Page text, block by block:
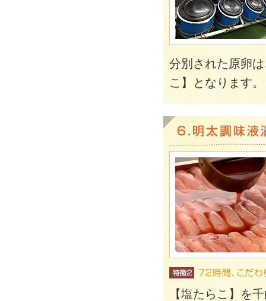
分別された原卵
こ】となります。
【塩たらこ】を